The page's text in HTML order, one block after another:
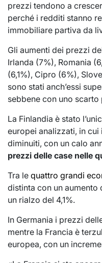
prezzi tendono a
perché i redditi stanno
immobiliare partiva da
Gli aumenti dei prezzi
Irlanda (7%), Romania
(6,1%), Cipro (6%),
sono stati anch’essi
sebbene con uno
La Finlandia è stato
europei analizzati, in
diminuiti, con un calo
prezzi delle case nelle
Tra le quattro grandi
distinta con un aumento
un rialzo del 4,1%.
In Germania i prezzi
mentre la Francia è
europea, con un